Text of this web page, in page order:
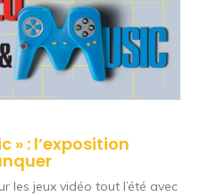
» : l’exposition
les jeux vidéo tout l’été avec